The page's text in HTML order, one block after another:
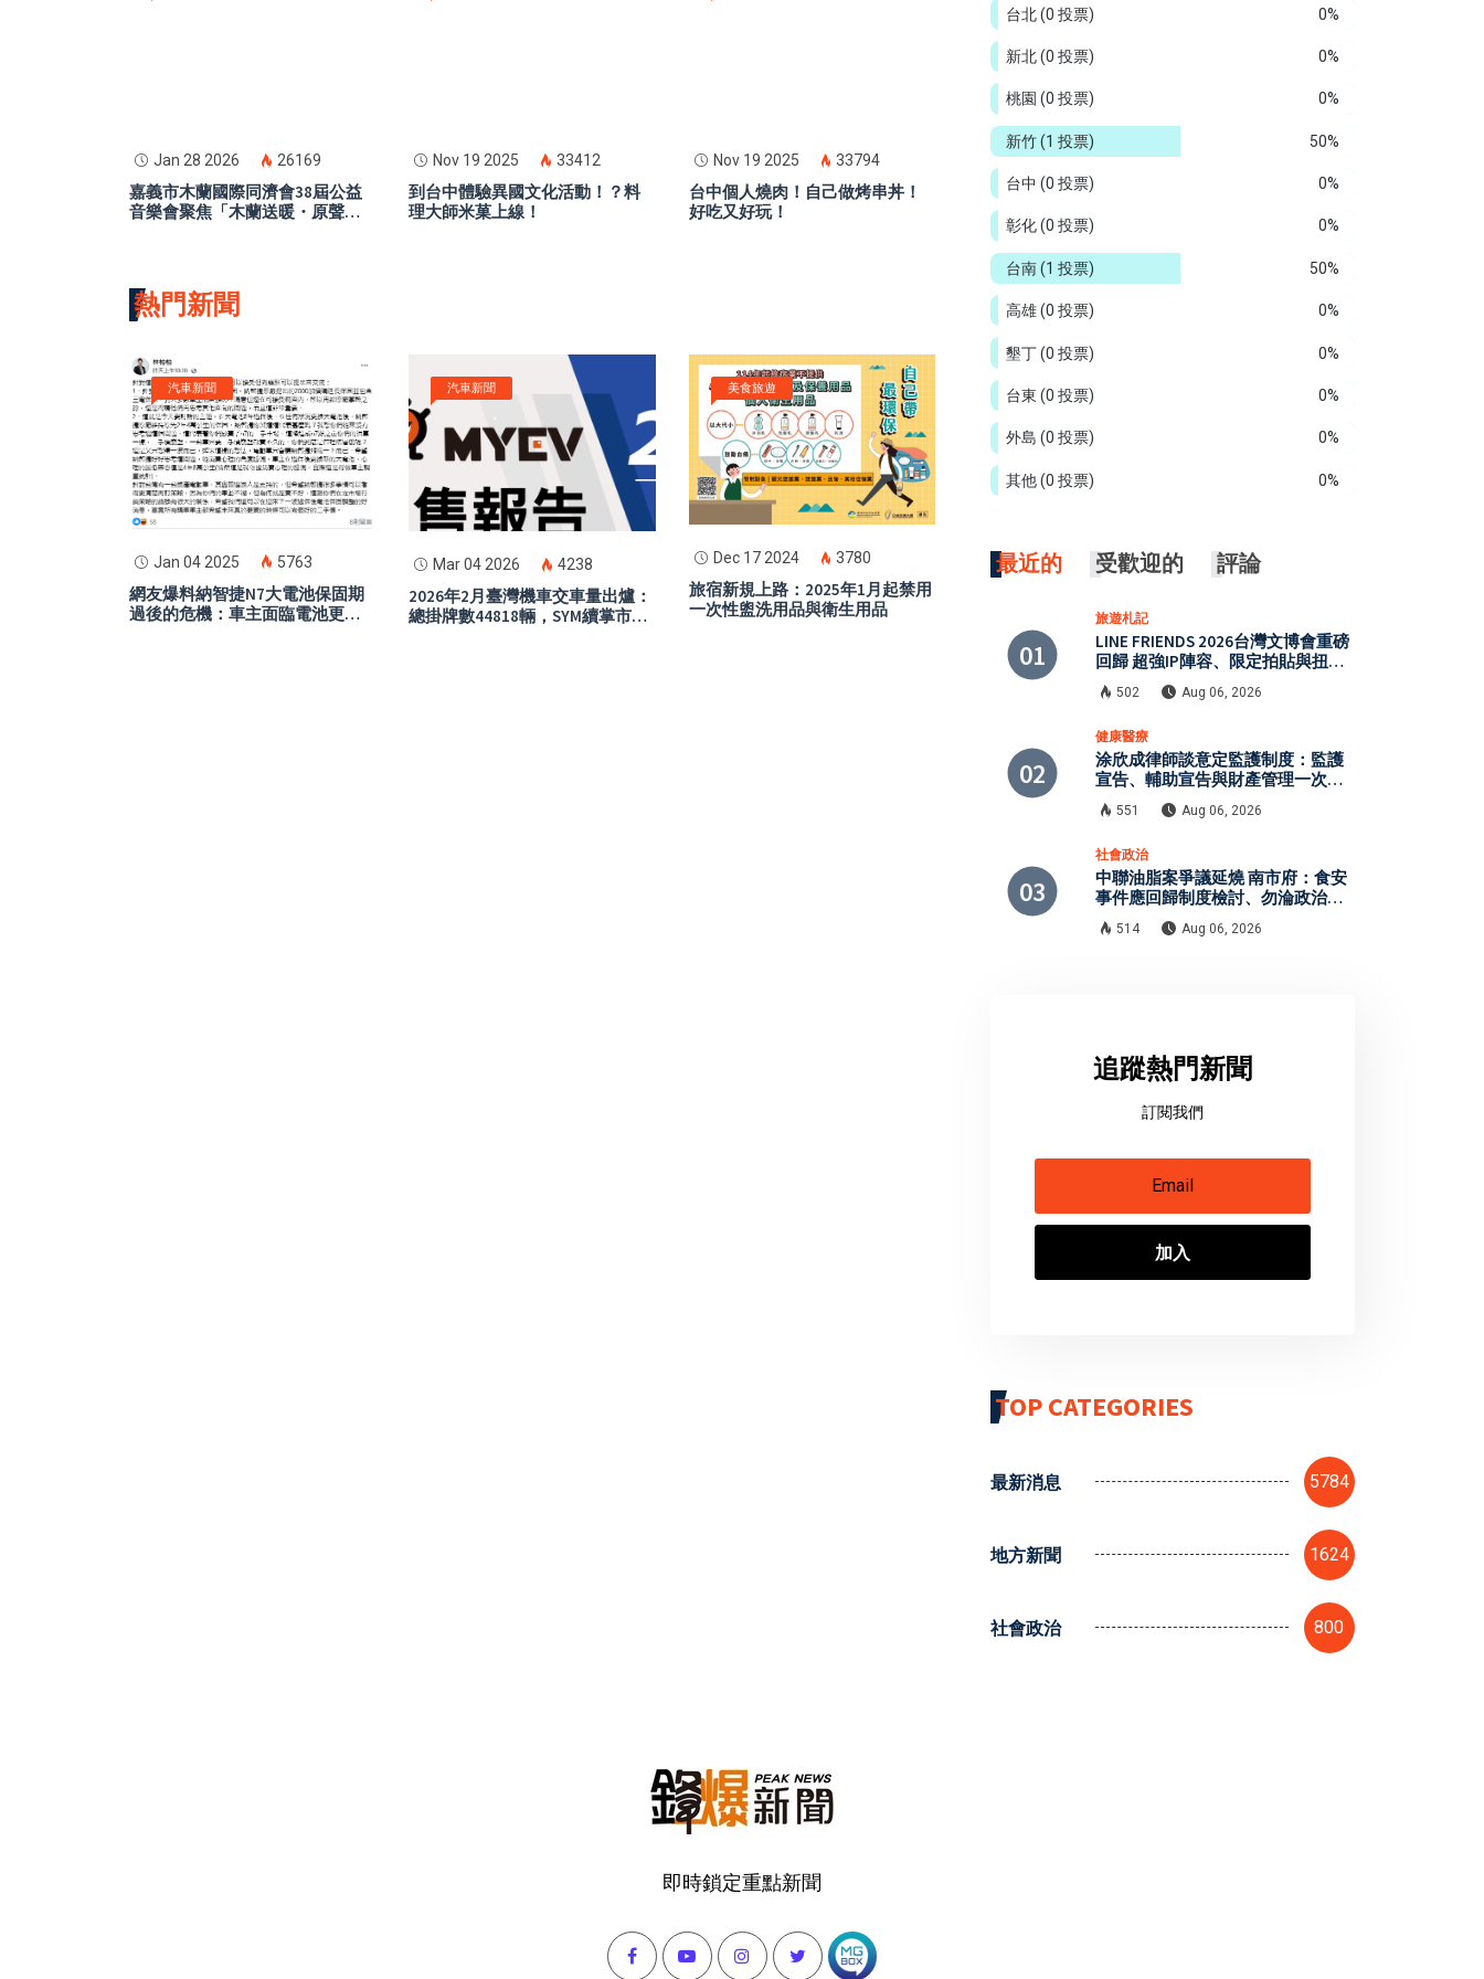
Jan 28 2026 26169
嘉義市木蘭國際同濟會38屆公益
音樂會聚焦「木蘭送暖・原聲傳
Nov 19 2025 33412
到台中體驗異國文化活動！？料
理大師米菓上線！
Nov 19 2025 33794
台中個人燒肉！自己做烤串丼！
好吃又好玩！
熱門新聞
汽車新聞
Jan 04 2025 5763
網友爆料納智捷N7大電池保固期
過後的危機：車主面臨電池更換
汽車新聞
Mar 04 2026 4238
2026年2月臺灣機車交車量出爐：
總掛牌數44818輛，SYM續掌市場
美食旅遊
Dec 17 2024 3780
旅宿新規上路：2025年1月起禁用
一次性盥洗用品與衛生用品
0%
台北(0 投票)
0%
新北(0 投票)
0%
桃園 (0 投票)
50%
新竹(1 投票)
0%
台中 (0 投票)
0%
彰化(0 投票)
50%
台南(1 投票)
0%
高雄(0 投票)
0%
墾丁(0 投票)
0%
台東 (0 投票)
0%
外島 (0 投票)
0%
其他(0 投票)
最近的 受歡迎的 評論
旅遊札記
LINE FRIENDS 2026台灣文博會重磅
回歸 超強IP陣容、限定拍貼與扭蛋
牆活動全公開
502 Aug 06, 2026
健康醫療
涂欣成律師談意定監護制度：監護
宣告、輔助宣告與財產管理一次了
解
551 Aug 06, 2026
社會政治
中聯油脂案爭議延燒 南市府：食安
事件應回歸制度檢討、勿淪政治攻
防
514 Aug 06, 2026
追蹤熱門新聞
訂閱我們
加入
TOP CATEGORIES
最新消息 5784
地方新聞 1624
社會政治 800
即時鎖定重點新聞